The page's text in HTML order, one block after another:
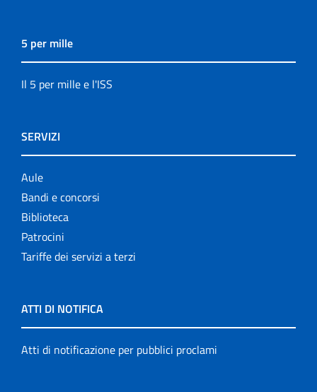
5 per mille
Il 5 per mille e l'ISS
SERVIZI
Aule
Bandi e concorsi
Biblioteca
Patrocini
Tariffe dei servizi a terzi
ATTI DI NOTIFICA
Atti di notificazione per pubblici proclami